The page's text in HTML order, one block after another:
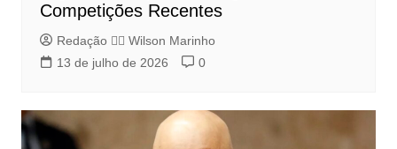
Competições Recentes
Redação 👨‍⚖️​ Wilson Marinho
13 de julho de 2026
0